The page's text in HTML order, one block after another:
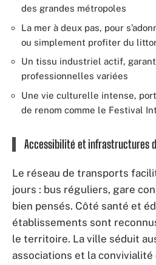
des grandes métropoles
La mer à deux pas, pour
ou simplement profiter du
Un tissu industriel actif,
professionnelles variées
Une vie culturelle intense,
de renom comme le Festival
Accessibilité et infrastructures
Le réseau de transports
jours : bus réguliers, gare
bien pensés. Côté santé et
établissements sont
le territoire. La ville séduit
associations et la convivialité